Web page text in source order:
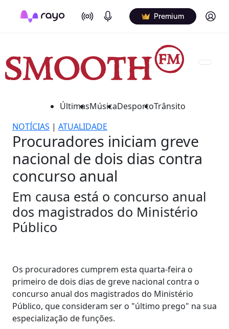
On Air Podcasts Premium Log in
ÚltimasMúsicaDesportoTrânsito
NOTÍCIAS | ATUALIDADE
Procuradores iniciam greve
nacional de dois dias contra
concurso anual
Em causa está o concurso anual
dos magistrados do Ministério
Público
Os procuradores cumprem esta quarta-feira o
primeiro de dois dias de greve nacional contra o
concurso anual dos magistrados do Ministério
Público, que consideram ser o "último prego" na sua
especialização de funções.